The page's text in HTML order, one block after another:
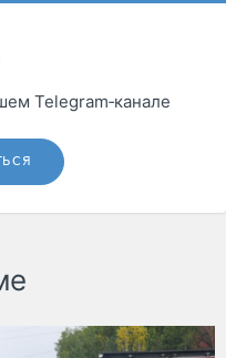
Telegram‑канале